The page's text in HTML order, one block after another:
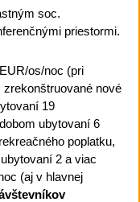
soc.
priestormi.
os/noc (pri
nové
19
ubytovaní 6
poplatku,
2 a viac
(aj v hlavnej